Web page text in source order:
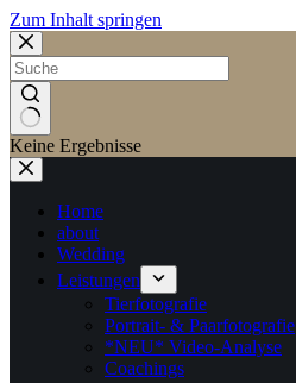
Zum Inhalt springen
Keine Ergebnisse
Home
about
Wedding
Leistungen
Tierfotografie
Portrait- & Paarfotografie
*NEU* Video-Analyse
Coachings